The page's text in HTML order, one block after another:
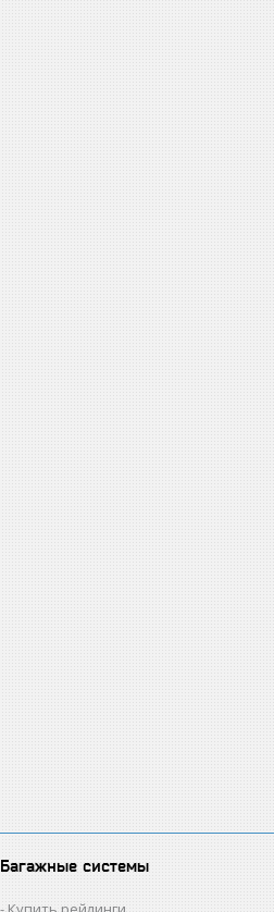
Багажные системы